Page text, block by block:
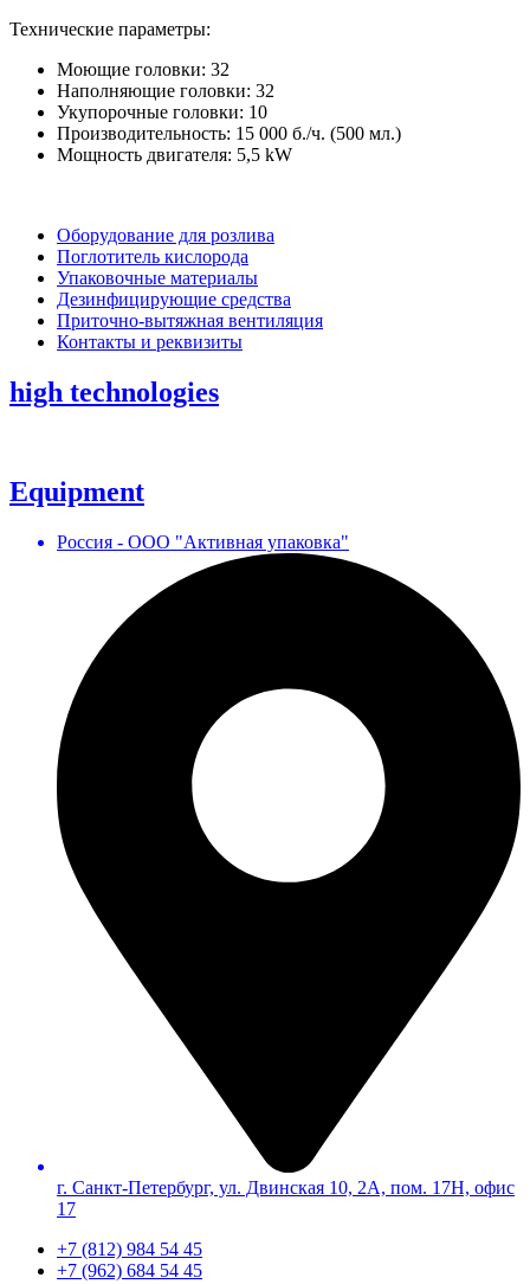
Технические параметры:
Моющие головки: 32
Наполняющие головки: 32
Укупорочные головки: 10
Производительность: 15 000 б./ч. (500 мл.)
Мощность двигателя: 5,5 kW
Оборудование для розлива
Поглотитель кислорода
Упаковочные материалы
Дезинфицирующие средства
Приточно-вытяжная вентиляция
Контакты и реквизиты
high technologies
Equipment
Россия - ООО "Активная упаковка"
г. Санкт-Петербург, ул. Двинская 10, 2А, пом. 17Н, офис
17
+7 (812) 984 54 45
+7 (962) 684 54 45